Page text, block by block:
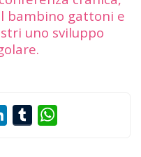
bambino gattoni e
uno sviluppo
LinkedInTumblr